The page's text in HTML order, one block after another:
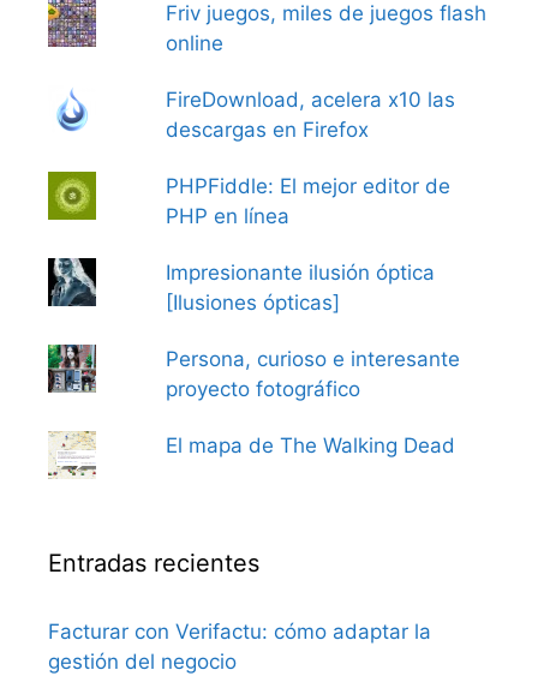
Friv juegos, miles de juegos flash
online
FireDownload, acelera x10 las
descargas en Firefox
PHPFiddle: El mejor editor de
PHP en línea
Impresionante ilusión óptica
[Ilusiones ópticas]
Persona, curioso e interesante
proyecto fotográfico
El mapa de The Walking Dead
Entradas recientes
Facturar con Verifactu: cómo adaptar la
gestión del negocio